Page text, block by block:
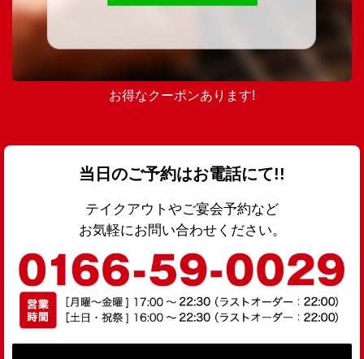
お得なクーポンあります!
当日のご予約はお電話にて!!
テイクアウトやご宴会予約など
お気軽にお問い合わせください。